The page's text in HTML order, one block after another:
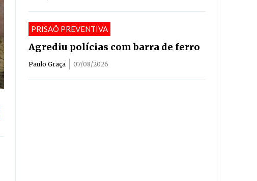
PRISAÕ PREVENTIVA
Agrediu polícias com barra de ferro
Paulo Graça 07/08/2026